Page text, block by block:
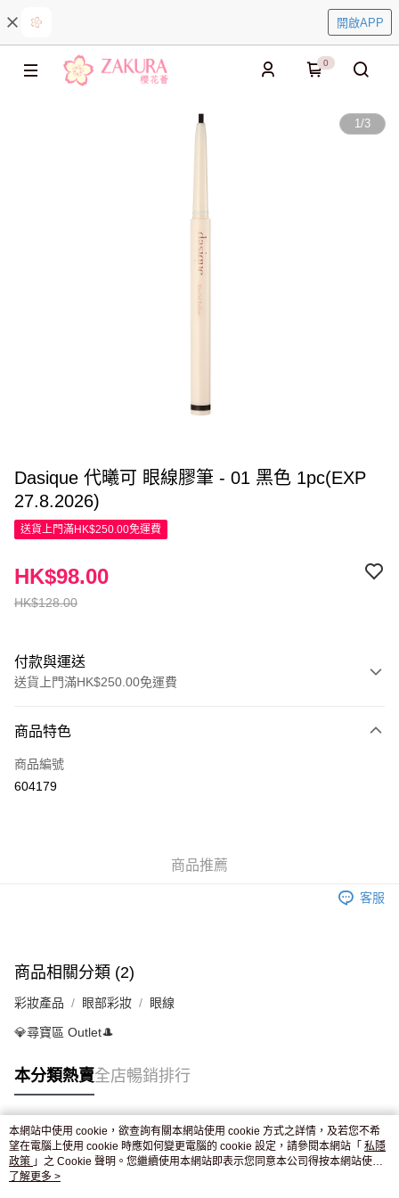
開啟APP
0
1/3
Dasique 代曦可 眼線膠筆 - 01 黑色 1pc(EXP
27.8.2026)
送貨上門滿HK$250.00免運費
HK$128.00
HK$98.00
付款與運送
送貨上門滿HK$250.00免運費
信用卡
Apple Pay
付款後門市自取，訂單確認後2-4個工作天到店，7天內取。逾期後
商品特色
商品編號
604179
商品推薦
客服
商品相關分類 (2)
彩妝產品 眼部彩妝 眼線
💎尋寶區 Outlet🎩
本分類熱賣全店暢銷排行
熱門標籤
熱銷排行
本網站中使用 cookie，欲查詢有關本網站使用 cookie 方式之詳情，及若您不希
望在電腦上使用 cookie 時應如何變更電腦的 cookie 設定，請參閱本網站「 私隱
政策 」之 Cookie 聲明。您繼續使用本網站即表示您同意本公司得按本網站使用
條款之 Cookie 聲明使用 cookie。
了解更多 >